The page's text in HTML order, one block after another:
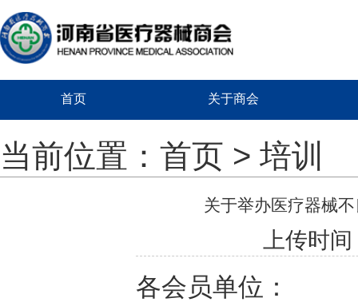
首页 关于商会
当前位置： 首页 > 培训
关于举办医疗器械
上传时
各会员单位 ：